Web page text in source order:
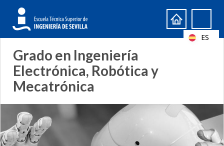
Formulario
de
búsqueda
Search
Grado en Ingeniería
Electrónica, Robótica y
Mecatrónica
ES